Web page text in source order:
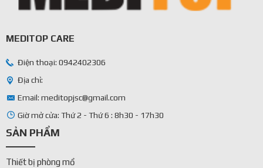
MEDITOP CARE
Điện thoại: 0942402306
Địa chỉ:
Email: meditopjsc@gmail.com
Giờ mở cửa: Thứ 2 - Thứ 6 : 8h30 - 17h30
SẢN PHẨM
Thiết bị phòng mổ